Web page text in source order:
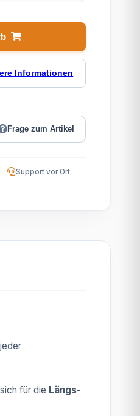
Informationen
Frage zum Artikel
Support vor Ort
für die Längs-